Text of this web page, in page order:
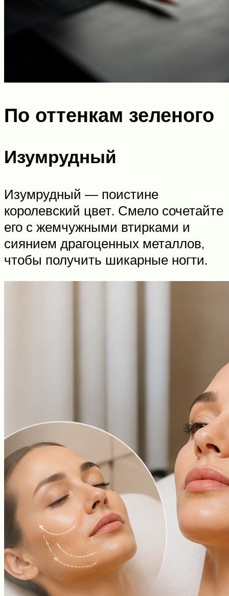
По оттенкам зеленого
Изумрудный
Изумрудный — поистине
королевский цвет. Смело сочетайте
его с жемчужными втирками и
сиянием драгоценных металлов,
чтобы получить шикарные ногти.